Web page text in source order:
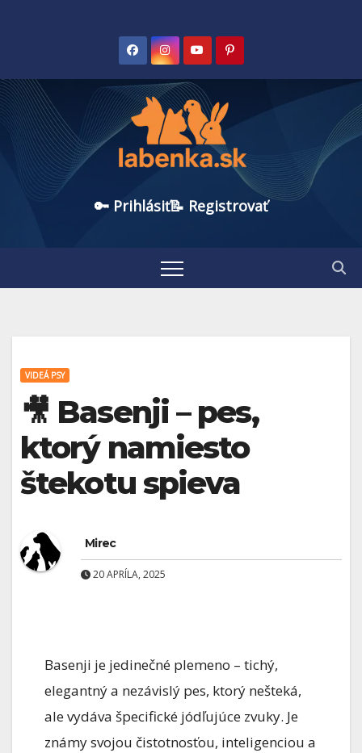
🔑 Prihlásiť📝 Registrovať
VIDEÁ PSY
🎥 Basenji – pes,
ktorý namiesto
štekotu spieva
Mirec
20 APRÍLA, 2025
Basenji je jedinečné plemeno – tichý,
elegantný a nezávislý pes, ktorý nešteká,
ale vydáva špecifické jódľujúce zvuky. Je
známy svojou čistotnosťou, inteligenciou a